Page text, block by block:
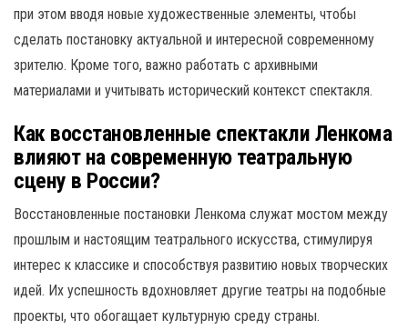
при этом вводя новые художественные элементы, чтобы
сделать постановку актуальной и интересной современному
зрителю. Кроме того, важно работать с архивными
материалами и учитывать исторический контекст спектакля.
Как восстановленные спектакли Ленкома
влияют на современную театральную
сцену в России?
Восстановленные постановки Ленкома служат мостом между
прошлым и настоящим театрального искусства, стимулируя
интерес к классике и способствуя развитию новых творческих
идей. Их успешность вдохновляет другие театры на подобные
проекты, что обогащает культурную среду страны.